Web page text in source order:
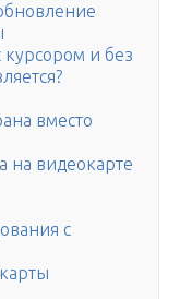
и без
вместо
на видеокарте
с